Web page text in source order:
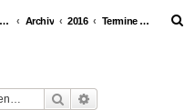
Z-Stammtisch für Youngtimerbiker Archiv 2016 Termine & Events
Suche